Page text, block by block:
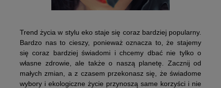
Trend życia w stylu eko staje się coraz bardziej popularny.
Bardzo nas to cieszy, ponieważ oznacza to, że stajemy
się coraz bardziej świadomi i chcemy dbać nie tylko o
własne zdrowie, ale także o naszą planetę. Zacznij od
małych zmian, a z czasem przekonasz się, że świadome
wybory i ekologiczne życie przynoszą same korzyści i nie